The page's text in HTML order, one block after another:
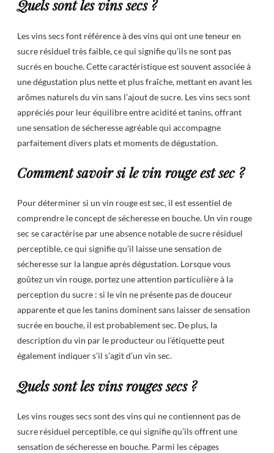
Quels sont les vins secs ?
Les vins secs font référence à des vins qui ont une teneur en
sucre résiduel très faible, ce qui signifie qu’ils ne sont pas
sucrés en bouche. Cette caractéristique est souvent associée à
une dégustation plus nette et plus fraîche, mettant en avant les
arômes naturels du vin sans l’ajout de sucre. Les vins secs sont
appréciés pour leur équilibre entre acidité et tanins, offrant
une sensation de sécheresse agréable qui accompagne
parfaitement divers plats et moments de dégustation.
Comment savoir si le vin rouge est sec ?
Pour déterminer si un vin rouge est sec, il est essentiel de
comprendre le concept de sécheresse en bouche. Un vin rouge
sec se caractérise par une absence notable de sucre résiduel
perceptible, ce qui signifie qu’il laisse une sensation de
sécheresse sur la langue après dégustation. Lorsque vous
goûtez un vin rouge, portez une attention particulière à la
perception du sucre : si le vin ne présente pas de douceur
apparente et que les tanins dominent sans laisser de sensation
sucrée en bouche, il est probablement sec. De plus, la
description du vin par le producteur ou l’étiquette peut
également indiquer s’il s’agit d’un vin sec.
Quels sont les vins rouges secs ?
Les vins rouges secs sont des vins qui ne contiennent pas de
sucre résiduel perceptible, ce qui signifie qu’ils offrent une
sensation de sécheresse en bouche. Parmi les cépages